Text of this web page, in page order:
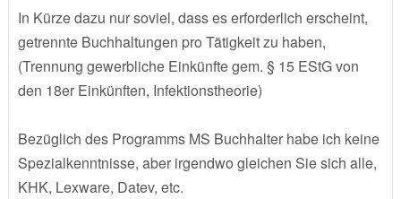
In Kürze dazu nur soviel, dass es erforderlich erscheint,
getrennte Buchhaltungen pro Tätigkeit zu haben,
(Trennung gewerbliche Einkünfte gem. § 15 EStG von
den 18er Einkünften, Infektionstheorie)
Bezüglich des Programms MS Buchhalter habe ich keine
Spezialkenntnisse, aber irgendwo gleichen Sie sich alle,
KHK, Lexware, Datev, etc.